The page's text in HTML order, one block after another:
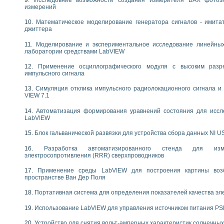
течения в расширяющемся канале
адиабатического расширения газов
переходных характеристик асинхронных двигателей при пуске
результатов измерительного экспримента
измерений с помощью LabVIEW
INSTRUMENTS для создания систем автоматизированного
принципа действия универсального цифрового вольтметра
учебных лабораторных стендов
для изучения технологии выращивания полупроводниковых и
для исследования АЧХ и ФЧХ активных фильтров
лабораторный практикум по курсу «радиотехнические цепи и
одномерных сигналов на основе алгоритма полигармонической
INSTRUMENTS в операционной системе LINUX
принципа действия универсального цифрового вольтметра
принимаемых решений в среде LabVIEW
измерений
Математическое моделирование генератора сигналов -
джиттера
Моделирование и экспериментальное исследование
лаборатории средствами LabVIEW
Применение осциллографического модуля с высоким
импульсного сигнала
Симуляция отклика импульсного радиолокационного сигнала
VIEW 7.1
Автоматизация формирования уравнений состояния для
LabVIEW
Блок гальванической развязки для устройства сбора данных NI
Разработка автоматизированного стенда для
электросопротивления (RRR) сверхпроводников
Применение среды LabVIEW для построения картины
пространстве Ван Дер Поля
Портативная система для определения показателей качества
Использование LabVIEW для управления источником питания